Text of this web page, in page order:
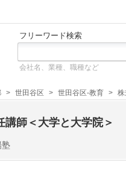
フリーワード検索
会社名、業種、職種など
世田谷区 世田谷区-教育
講師＜大学と大学院＞
塾